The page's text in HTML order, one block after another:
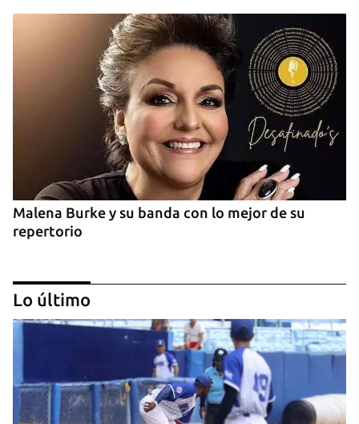
Malena Burke y su banda con lo mejor de su
repertorio
Lo último